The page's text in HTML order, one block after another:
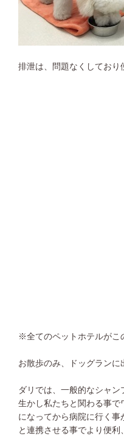
排泄は、問題なくしており
※全てのペットホテルがこ
お散歩のみ、ドッグラン
ダリでは、一般的なシャ
生かし私たちと関わる事
になってから病院に行く
と連携させる事でより便